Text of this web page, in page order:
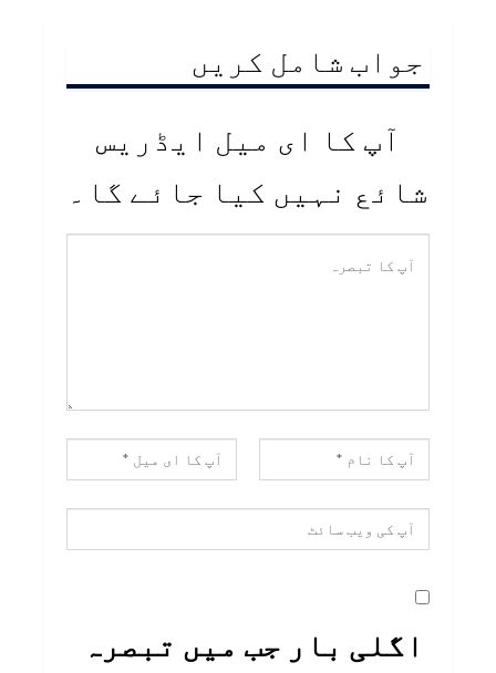
جواب شامل کریں
آپ کا ای میل ایڈریس
شائع نہیں کیا جائے گا۔
اگلی بار جب میں تبصرہ